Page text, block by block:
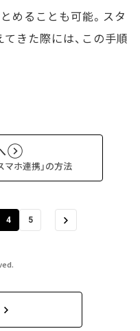
めることも可能。スタ
きた際には、この手順
マホ連携」の方法
4 5